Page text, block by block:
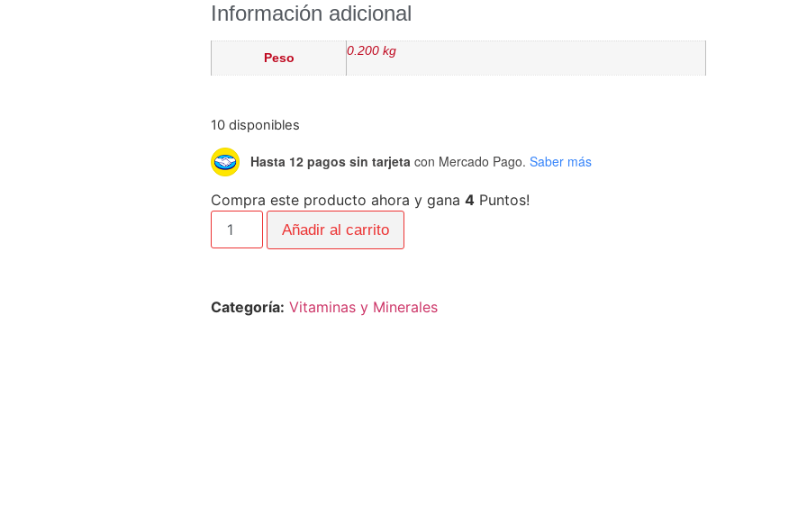
Información adicional
Peso 0.200 kg
10 disponibles
Hasta 12 pagos sin tarjeta con Mercado Pago. Saber más
Compra este producto ahora y gana 4 Puntos!
Añadir al carrito
Categoría: Vitaminas y Minerales